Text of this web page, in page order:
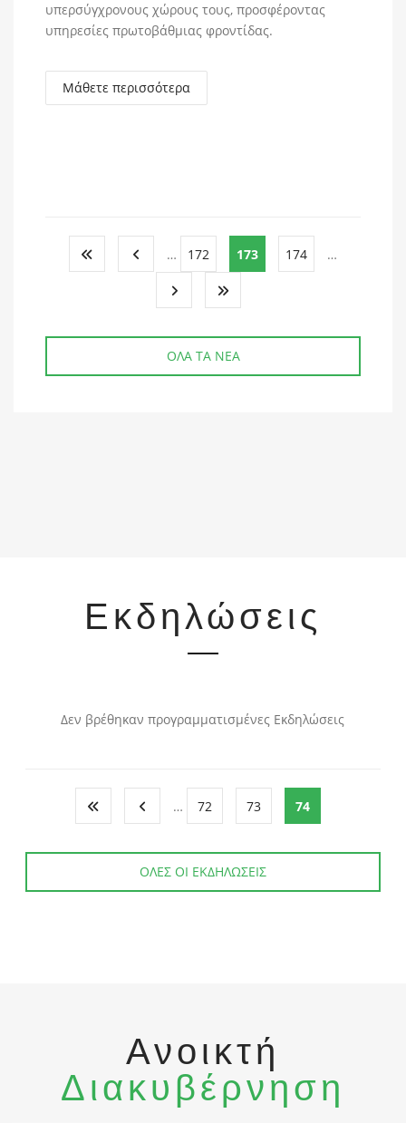
υπερσύγχρονους χώρους τους, προσφέροντας
υπηρεσίες πρωτοβάθμιας φροντίδας.
Μάθετε περισσότερα
… 172 173 174 …
ΟΛΑ ΤΑ ΝΕΑ
Εκδηλώσεις
Δεν βρέθηκαν προγραμματισμένες Εκδηλώσεις
… 72 73 74
ΟΛΕΣ ΟΙ ΕΚΔΗΛΩΣΕΙΣ
Ανοικτή
Διακυβέρνηση